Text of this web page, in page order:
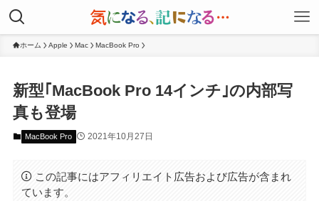
ホーム Apple Mac MacBook Pro
新型｢MacBook Pro 14インチ｣の内部写
真も登場
MacBook Pro 2021年10月27日
この記事にはアフィリエイト広告および広告が含まれ
ています。